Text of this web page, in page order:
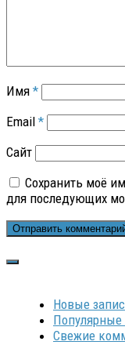
Имя *
Email *
Сайт
Сохранить моё
для последующих
Новые
Популярные
Свежие